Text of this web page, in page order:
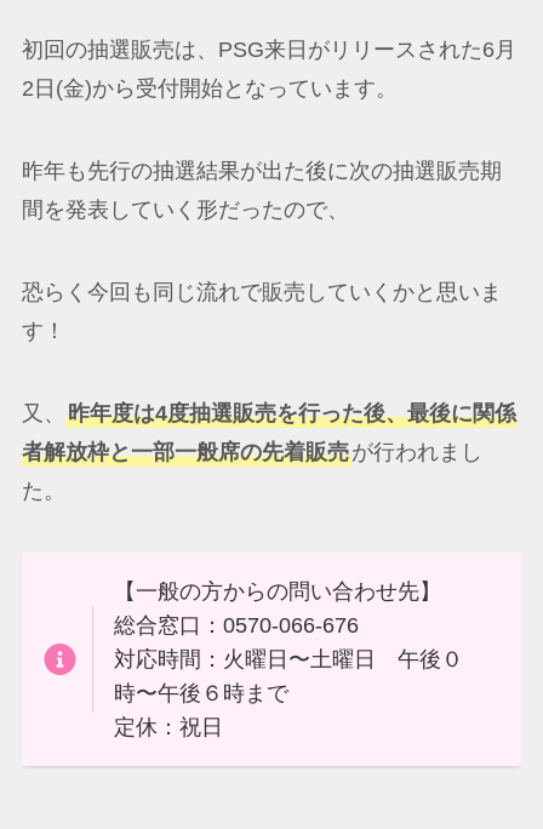
初回の抽選販売は、PSG来日がリリースされた6月
2日(金)から受付開始となっています。
昨年も先行の抽選結果が出た後に次の抽選販売期
間を発表していく形だったので、
恐らく今回も同じ流れで販売していくかと思いま
す！
又、 昨年度は4度抽選販売を行った後、最後に関係
者解放枠と一部一般席の先着販売が行われまし
た。
【一般の方からの問い合わせ先】
総合窓口：0570-066-676
対応時間：火曜日〜土曜日 午後０
時〜午後６時まで
定休：祝日